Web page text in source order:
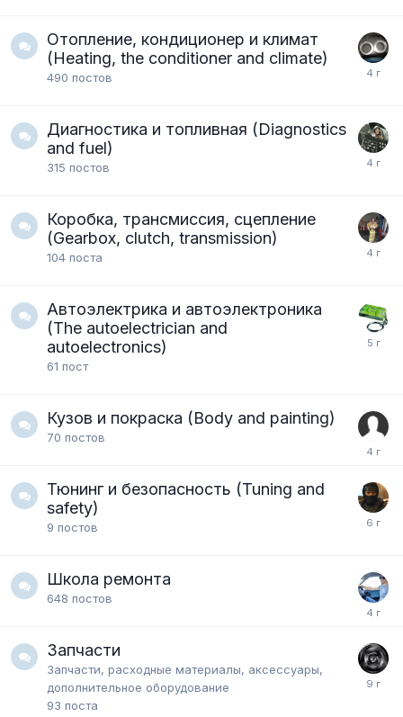
Отопление, кондиционер и климат
(Heating, the conditioner and climate)
490 постов
Диагностика и топливная (Diagnostics
and fuel)
315 постов
Коробка, трансмиссия, сцепление
(Gearbox, clutch, transmission)
104 поста
Автоэлектрика и автоэлектроника
(The autoelectrician and
autoelectronics)
61 пост
Кузов и покраска (Body and painting)
70 постов
Тюнинг и безопасность (Tuning and
safety)
9 постов
Школа ремонта
648 постов
Запчасти
Запчасти, расходные материалы, аксессуары,
дополнительное оборудование
93 поста